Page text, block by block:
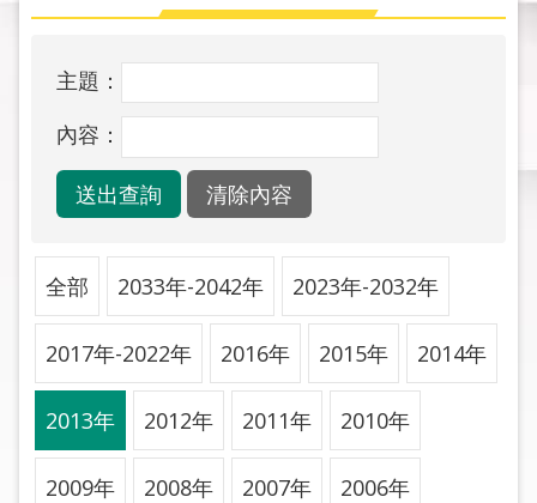
務
活
報
導
於
市
圖
線
上
申
請
主題：
內容：
全部 2033年-2042年 2023年-2032年
2017年-2022年 2016年 2015年 2014年
2013年 2012年 2011年 2010年
2009年 2008年 2007年 2006年